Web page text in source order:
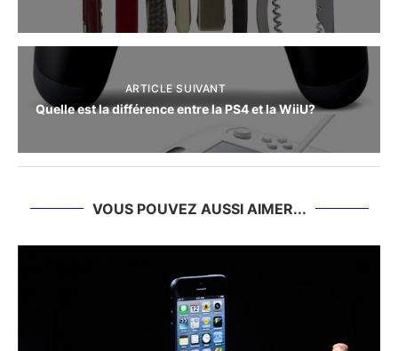
ARTICLE SUIVANT
Quelle est la différence entre la PS4 et la WiiU?
VOUS POUVEZ AUSSI AIMER...